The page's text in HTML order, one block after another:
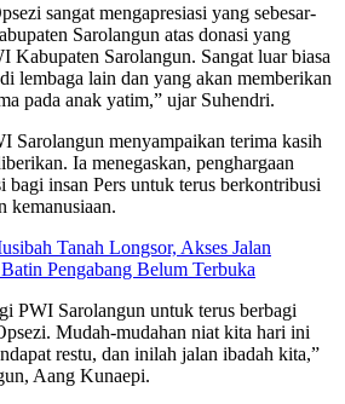
sangat mengapresiasi yang sebesar-
Sarolangun atas donasi yang
Kabupaten Sarolangun. Sangat luar biasa
lembaga lain dan yang akan memberikan
pada anak yatim,” ujar Suhendri.
Sarolangun menyampaikan terima kasih
Ia menegaskan, penghargaan
bagi insan Pers untuk terus berkontribusi
kemanusiaan.
Tanah Longsor, Akses Jalan
Pengabang Belum Terbuka
PWI Sarolangun untuk terus berbagi
Mudah-mudahan niat kita hari ini
restu, dan inilah jalan ibadah kita,”
Aang Kunaepi.